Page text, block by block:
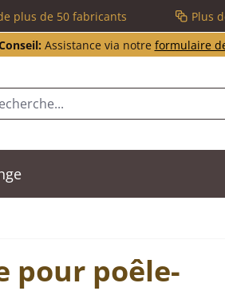
plus de 50 fabricants Plus
Assistance via notre formulaire
pour poêle-